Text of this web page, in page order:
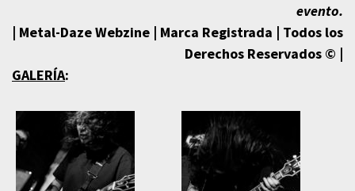
evento.
| Metal-Daze Webzine | Marca Registrada | Todos los
Derechos Reservados © |
GALERÍA: